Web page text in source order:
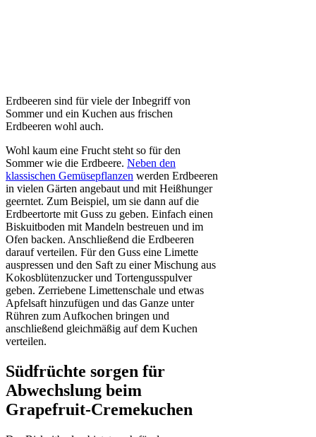
Erdbeeren sind für viele der Inbegriff von
Sommer und ein Kuchen aus frischen
Erdbeeren wohl auch.
Wohl kaum eine Frucht steht so für den
Sommer wie die Erdbeere. Neben den
klassischen Gemüsepflanzen werden Erdbeeren
in vielen Gärten angebaut und mit Heißhunger
geerntet. Zum Beispiel, um sie dann auf die
Erdbeertorte mit Guss zu geben. Einfach einen
Biskuitboden mit Mandeln bestreuen und im
Ofen backen. Anschließend die Erdbeeren
darauf verteilen. Für den Guss eine Limette
auspressen und den Saft zu einer Mischung aus
Kokosblütenzucker und Tortengusspulver
geben. Zerriebene Limettenschale und etwas
Apfelsaft hinzufügen und das Ganze unter
Rühren zum Aufkochen bringen und
anschließend gleichmäßig auf dem Kuchen
verteilen.
Südfrüchte sorgen für
Abwechslung beim
Grapefruit-Cremekuchen